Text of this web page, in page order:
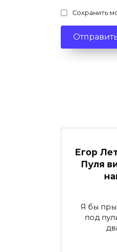
Сохранить
Егор
Пуля
Я бы
под